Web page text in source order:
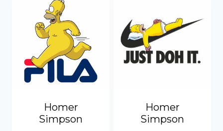
Homer
Simpson
Homer
Simpson